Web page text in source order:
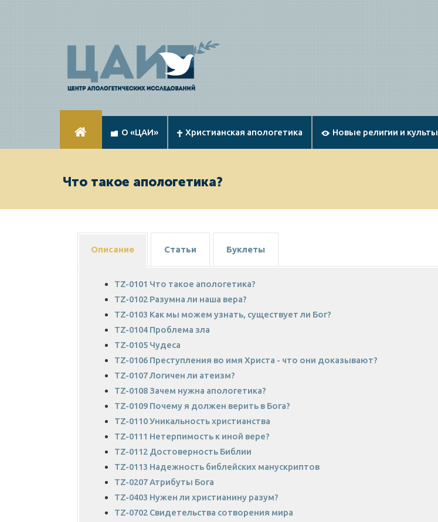
О «ЦАИ» Христианская апологетика Новые религии и культы
Что такое апологетика?
Описание Статьи Буклеты
TZ-0101 Что такое aпологетика?
TZ-0102 Разумна ли наша вера?
TZ-0103 Как мы можем узнать, существует ли Бог?
TZ-0104 Проблема зла
TZ-0105 Чудеса
TZ-0106 Преступления во имя Христа - что они доказывают?
TZ-0107 Логичен ли атеизм?
TZ-0108 Зачем нужна апологетика?
TZ-0109 Почему я должен верить в Бога?
TZ-0110 Уникальность христианства
TZ-0111 Нетерпимость к иной вере?
TZ-0112 Достоверность Библии
TZ-0113 Надежность библейских манускриптов
TZ-0207 Атрибуты Бога
TZ-0403 Нужен ли христианину разум?
TZ-0702 Свидетельства сотворения мира